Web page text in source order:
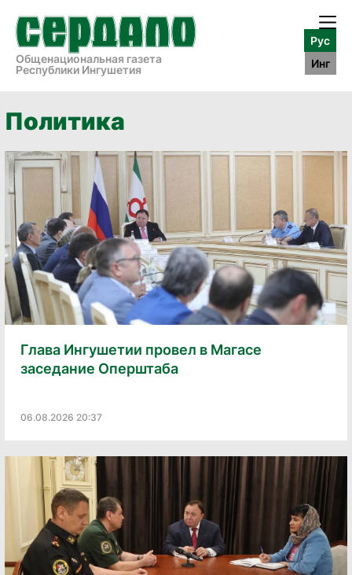
Общенациональная газета
Республики Ингушетия
Рус
Инг
Политика
Глава Ингушетии провел в Магасе
заседание Оперштаба
06.08.2026 20:37